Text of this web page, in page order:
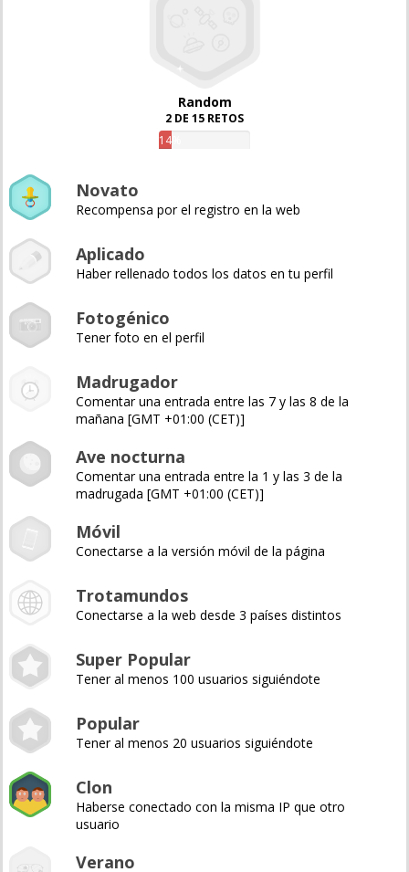
Random
2 DE 15 RETOS
14%
Novato
Recompensa por el registro en la web
Aplicado
Haber rellenado todos los datos en tu perfil
Fotogénico
Tener foto en el perfil
Madrugador
Comentar una entrada entre las 7 y las 8 de la
mañana [GMT +01:00 (CET)]
Ave nocturna
Comentar una entrada entre la 1 y las 3 de la
madrugada [GMT +01:00 (CET)]
Móvil
Conectarse a la versión móvil de la página
Trotamundos
Conectarse a la web desde 3 países distintos
Super Popular
Tener al menos 100 usuarios siguiéndote
Popular
Tener al menos 20 usuarios siguiéndote
Clon
Haberse conectado con la misma IP que otro
usuario
Verano